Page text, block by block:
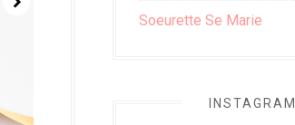
Soeurette Se Marie
INSTAGRAM